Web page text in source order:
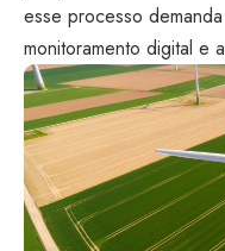
esse processo
monitoramento digital e